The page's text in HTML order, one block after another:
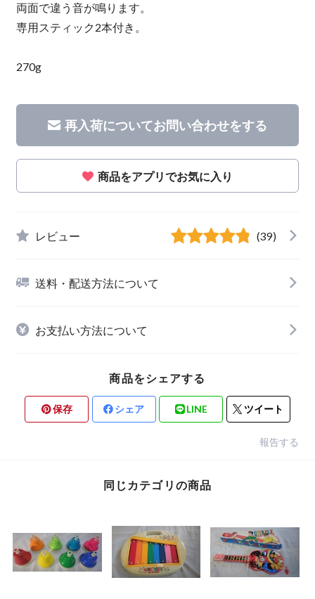
両面で違う音が鳴ります。
専用スティック2本付き。
270g
再入荷についてお問い合わせをする
商品をアプリでお気に入り
レビュー (39)
送料・配送方法について
お支払い方法について
商品をシェアする
保存 シェア LINE ツイート
報告する
同じカテゴリの商品